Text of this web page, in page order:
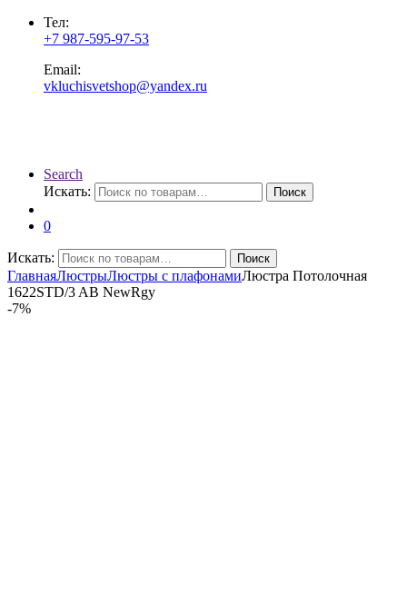
Тел:
+7 987-595-97-53
Email:
vkluchisvetshop@yandex.ru
Search
Искать:
Поиск
0
Искать: Поиск
ГлавнаяЛюстрыЛюстры с плафонамиЛюстра Потолочная
1622STD/3 AB NewRgy
-7%